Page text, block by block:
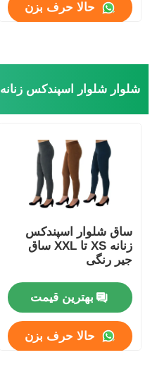
کلاه حصیری تابستانی زنانه
روسری صدا خفه کن زنانه
دستکش های زمستانی
حالا حرف بزن
شلوار شلوار اسپندکس زنانه
ساق شلوار اسپندکس
زنانه XS تا XXL ساق
جیر رنگی
بهترین قیمت
حالا حرف بزن